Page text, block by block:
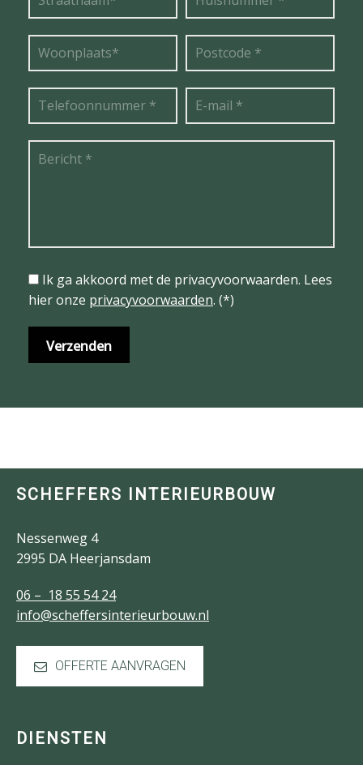
Ik ga akkoord met de privacyvoorwaarden. Lees
hier onze privacyvoorwaarden. (*)
SCHEFFERS INTERIEURBOUW
Nessenweg 4
2995 DA Heerjansdam
06 – 18 55 54 24
info@scheffersinterieurbouw.nl
OFFERTE AANVRAGEN
DIENSTEN